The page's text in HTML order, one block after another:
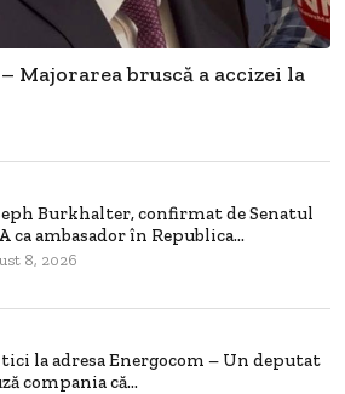
Majorarea bruscă a accizei la
Burkhalter, confirmat de Senatul
ca ambasador în Republica...
8, 2026
la adresa Energocom – Un deputat
compania că...